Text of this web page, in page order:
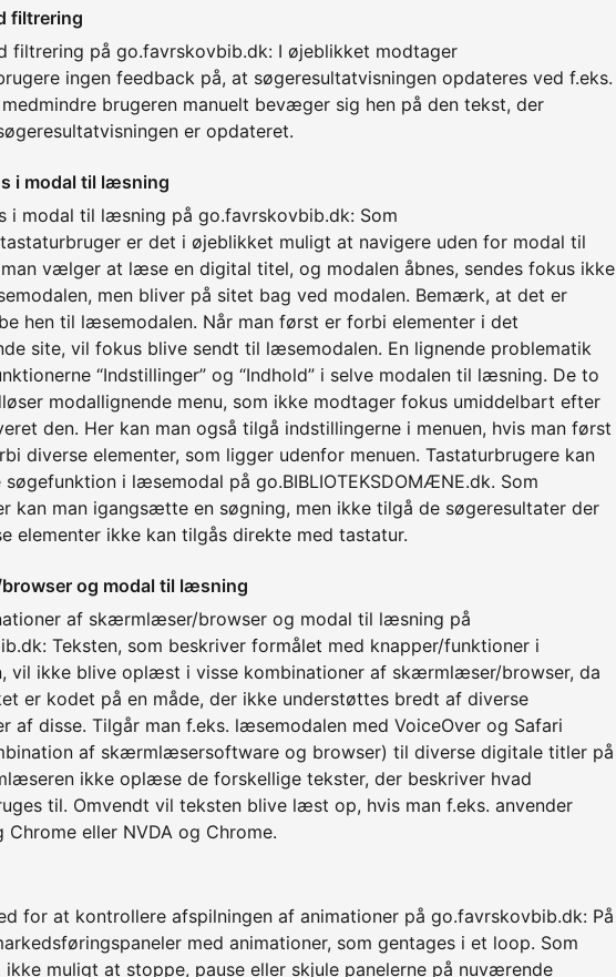
filtrering
filtrering på go.favrskovbib.dk: I øjeblikket modtager
ingen feedback på, at søgeresultatvisningen opdateres ved f.eks.
brugeren manuelt bevæger sig hen på den tekst, der
er opdateret.
i modal til læsning
i modal til læsning på go.favrskovbib.dk: Som
er det i øjeblikket muligt at navigere uden for modal til
vælger at læse en digital titel, og modalen åbnes, sendes fokus ikke
men bliver på sitet bag ved modalen. Bemærk, at det er
hen til læsemodalen. Når man først er forbi elementer i det
site, vil fokus blive sendt til læsemodalen. En lignende problematik
“Indstillinger” og “Indhold” i selve modalen til læsning. De to
modallignende menu, som ikke modtager fokus umiddelbart efter
den. Her kan man også tilgå indstillingerne i menuen, hvis man først
diverse elementer, som ligger udenfor menuen. Tastaturbrugere kan
søgefunktion i læsemodal på go.BIBLIOTEKSDOMÆNE.dk. Som
kan man igangsætte en søgning, men ikke tilgå de søgeresultater der
elementer ikke kan tilgås direkte med tastatur.
og modal til læsning
af skærmlæser/browser og modal til læsning på
Teksten, som beskriver formålet med knapper/funktioner i
vil ikke blive oplæst i visse kombinationer af skærmlæser/browser, da
er kodet på en måde, der ikke understøttes bredt af diverse
af disse. Tilgår man f.eks. læsemodalen med VoiceOver og Safari
af skærmlæsersoftware og browser) til diverse digitale titler på
ikke oplæse de forskellige tekster, der beskriver hvad
til. Omvendt vil teksten blive læst op, hvis man f.eks. anvender
Chrome eller NVDA og Chrome.
for at kontrollere afspilningen af animationer på go.favrskovbib.dk: På
med animationer, som gentages i et loop. Som
ikke muligt at stoppe, pause eller skjule panelerne på nuværende